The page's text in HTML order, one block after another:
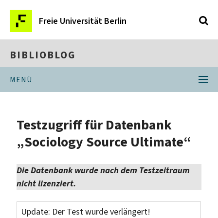
Freie Universität Berlin
BIBLIOBLOG
MENÜ
Testzugriff für Datenbank
„Sociology Source Ultimate“
Die Datenbank wurde nach dem Testzeitraum
nicht lizenziert.
Update: Der Test wurde verlängert!